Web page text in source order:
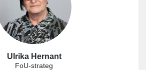
Ulrika Hernant
FoU-strateg